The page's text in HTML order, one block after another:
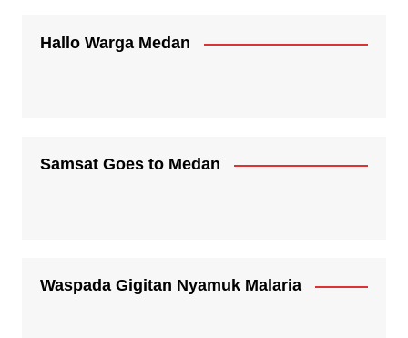
Hallo Warga Medan
Samsat Goes to Medan
Waspada Gigitan Nyamuk Malaria